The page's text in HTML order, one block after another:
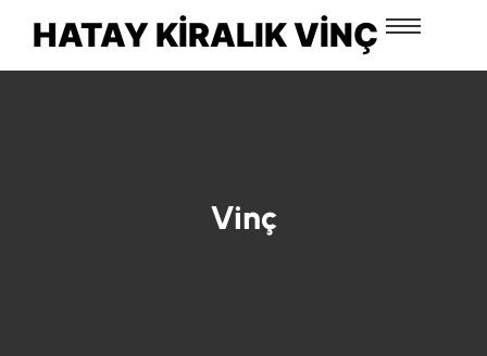
HATAY KIRALIK VINÇ
Vinç